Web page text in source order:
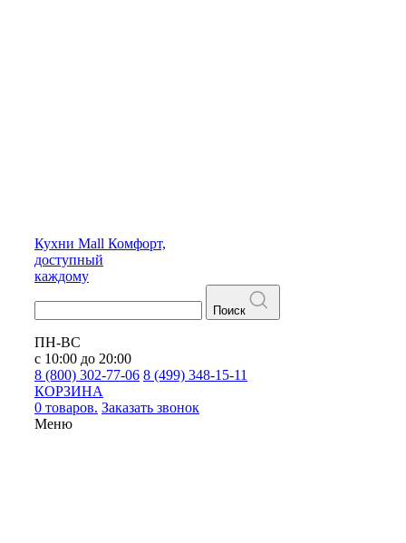
Кухни Mall Комфорт,
доступный
каждому
Поиск
ПН-ВС
с 10:00 до 20:00
8 (800) 302-77-06 8 (499) 348-15-11
КОРЗИНА
0 товаров. Заказать звонок
Меню